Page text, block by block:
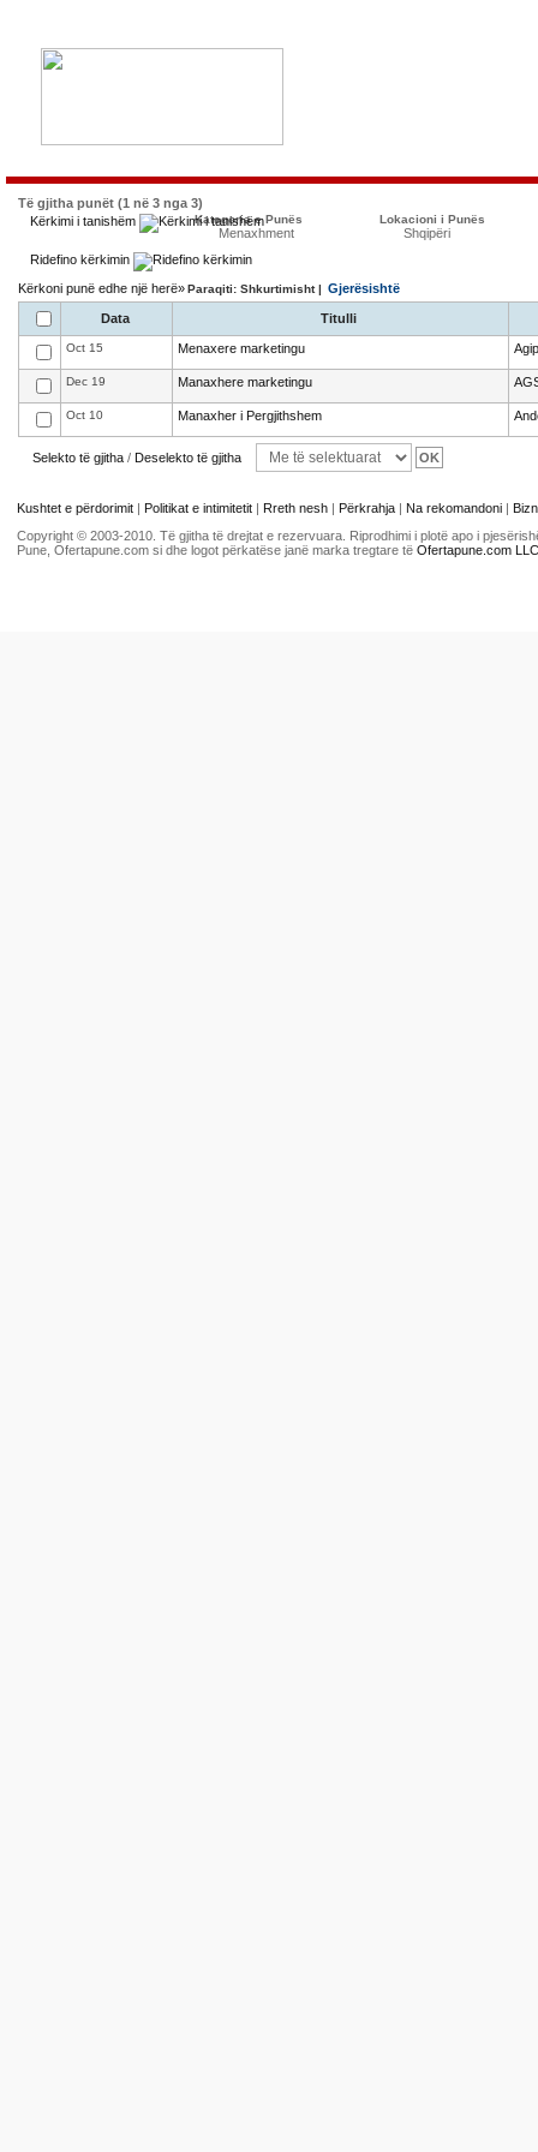
Të gjitha punët (1 në 3 nga 3)
Kërkimi i tanishëm
Kategoria e Punës
Menaxhment
Lokacioni i Punës
Shqipëri
Ridefino kërkimin
Kërkoni punë edhe një herë»Paraqiti: Shkurtimisht | Gjerësishtë
Data Titulli
Oct 15 Menaxere marketingu
Dec 19 Manaxhere marketingu
Oct 10 Manaxher i Pergjithshem
Selekto të gjitha / Deselekto të gjitha
Kushtet e përdorimit | Politikat e intimitetit | Rreth nesh | Përkrahja | Na rekomandoni |
Copyright © 2003-2010. Të gjitha të drejtat e rezervuara. Riprodhimi i plotë apo i
Pune, Ofertapune.com si dhe logot përkatëse janë marka tregtare të Ofertapune.com LLC